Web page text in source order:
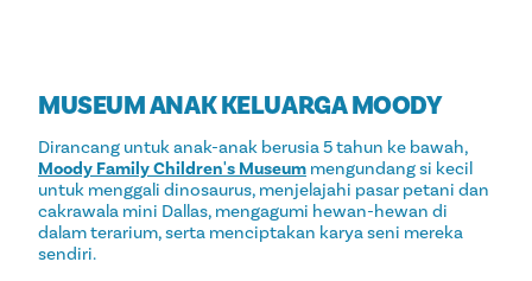
MUSEUM ANAK KELUARGA MOODY
Dirancang untuk anak-anak berusia 5 tahun ke bawah,
Moody Family Children's Museum mengundang si kecil
untuk menggali dinosaurus, menjelajahi pasar petani dan
cakrawala mini Dallas, mengagumi hewan-hewan di
dalam terarium, serta menciptakan karya seni mereka
sendiri.